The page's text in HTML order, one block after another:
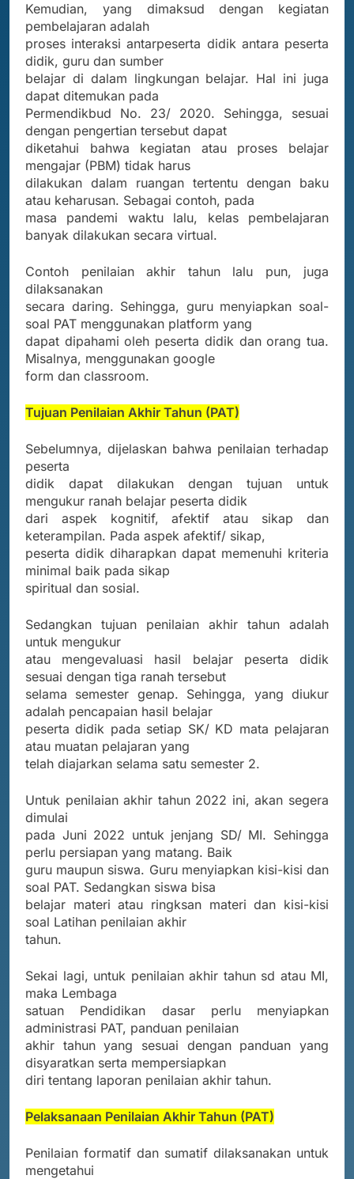
Kemudian, yang dimaksud dengan kegiatan
pembelajaran adalah
proses interaksi antarpeserta didik antara peserta
didik, guru dan sumber
belajar di dalam lingkungan belajar. Hal ini juga
dapat ditemukan pada
Permendikbud No. 23/ 2020. Sehingga, sesuai
dengan pengertian tersebut dapat
diketahui bahwa kegiatan atau proses belajar
mengajar (PBM) tidak harus
dilakukan dalam ruangan tertentu dengan baku
atau keharusan. Sebagai contoh, pada
masa pandemi waktu lalu, kelas pembelajaran
banyak dilakukan secara virtual.
Contoh penilaian akhir tahun lalu pun, juga
dilaksanakan
secara daring. Sehingga, guru menyiapkan soal-
soal PAT menggunakan platform yang
dapat dipahami oleh peserta didik dan orang tua.
Misalnya, menggunakan google
form dan classroom.
Tujuan Penilaian Akhir Tahun (PAT)
Sebelumnya, dijelaskan bahwa penilaian terhadap
peserta
didik dapat dilakukan dengan tujuan untuk
mengukur ranah belajar peserta didik
dari aspek kognitif, afektif atau sikap dan
keterampilan. Pada aspek afektif/ sikap,
peserta didik diharapkan dapat memenuhi kriteria
minimal baik pada sikap
spiritual dan sosial.
Sedangkan tujuan penilaian akhir tahun adalah
untuk mengukur
atau mengevaluasi hasil belajar peserta didik
sesuai dengan tiga ranah tersebut
selama semester genap. Sehingga, yang diukur
adalah pencapaian hasil belajar
peserta didik pada setiap SK/ KD mata pelajaran
atau muatan pelajaran yang
telah diajarkan selama satu semester 2.
Untuk penilaian akhir tahun 2022 ini, akan segera
dimulai
pada Juni 2022 untuk jenjang SD/ MI. Sehingga
perlu persiapan yang matang. Baik
guru maupun siswa. Guru menyiapkan kisi-kisi dan
soal PAT. Sedangkan siswa bisa
belajar materi atau ringksan materi dan kisi-kisi
soal Latihan penilaian akhir
tahun.
Sekai lagi, untuk penilaian akhir tahun sd atau MI,
maka Lembaga
satuan Pendidikan dasar perlu menyiapkan
administrasi PAT, panduan penilaian
akhir tahun yang sesuai dengan panduan yang
disyaratkan serta mempersiapkan
diri tentang laporan penilaian akhir tahun.
Pelaksanaan Penilaian Akhir Tahun (PAT)
Penilaian formatif dan sumatif dilaksanakan untuk
mengetahui